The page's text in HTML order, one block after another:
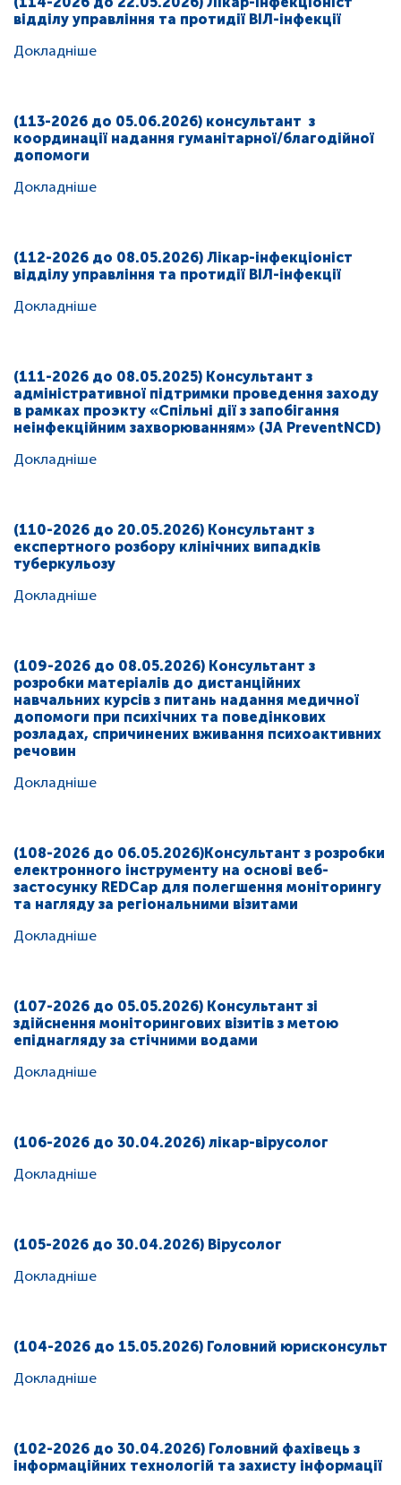
відділу управління та протидії ВІЛ-інфекції
Докладніше
(113-2026 до 05.06.2026) консультант з
координації надання гуманітарної/благодійної
допомоги
Докладніше
(112-2026 до 08.05.2026) Лікар-інфекціоніст
відділу управління та протидії ВІЛ-інфекції
Докладніше
(111-2026 до 08.05.2025) Консультант з
адміністративної підтримки проведення заходу
в рамках проэкту «Спільні дії з запобігання
неінфекційним захворюванням» (JA PreventNCD)
Докладніше
(110-2026 до 20.05.2026) Консультант з
експертного розбору клінічних випадків
туберкульозу
Докладніше
(109-2026 до 08.05.2026) Консультант з
розробки матеріалів до дистанційних
навчальних курсів з питань надання медичної
допомоги при психічних та поведінкових
розладах, спричинених вживання психоактивних
речовин
Докладніше
(108-2026 до 06.05.2026)Консультант з розробки
електронного інструменту на основі веб-
застосунку REDCap для полегшення моніторингу
та нагляду за регіональними візитами
Докладніше
(107-2026 до 05.05.2026) Консультант зі
здійснення моніторингових візитів з метою
епіднагляду за стічними водами
Докладніше
(106-2026 до 30.04.2026) лікар-вірусолог
Докладніше
(105-2026 до 30.04.2026) Вірусолог
Докладніше
(104-2026 до 15.05.2026) Головний юрисконсульт
Докладніше
(102-2026 до 30.04.2026) Головний фахівець з
інформаційних технологій та захисту інформації